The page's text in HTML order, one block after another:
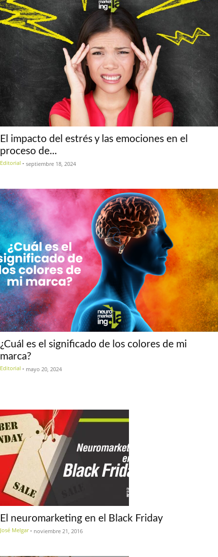
El impacto del estrés y las emociones en el
proceso de...
Editorial - septiembre 18, 2024
¿Cuál es el significado de los colores de mi
marca?
Editorial - mayo 20, 2024
El neuromarketing en el Black Friday
José Melgar - noviembre 21, 2016